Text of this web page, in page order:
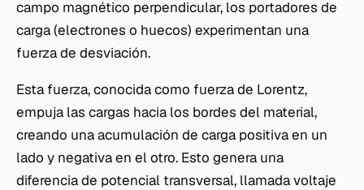
campo magnético perpendicular, los portadores de
carga (electrones o huecos) experimentan una
fuerza de desviación.
Esta fuerza, conocida como fuerza de Lorentz,
empuja las cargas hacia los bordes del material,
creando una acumulación de carga positiva en un
lado y negativa en el otro. Esto genera una
diferencia de potencial transversal, llamada voltaje